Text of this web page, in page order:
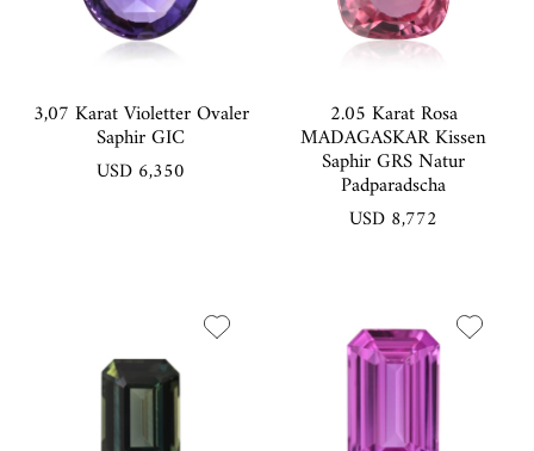
3,07 Karat Violetter Ovaler
Saphir GIC
USD 6,350
2.05 Karat Rosa
MADAGASKAR Kissen
Saphir GRS Natur
Padparadscha
USD 8,772